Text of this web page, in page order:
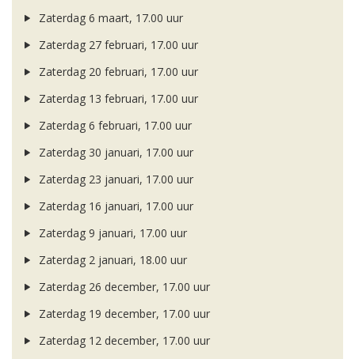
Zaterdag 6 maart, 17.00 uur
Zaterdag 27 februari, 17.00 uur
Zaterdag 20 februari, 17.00 uur
Zaterdag 13 februari, 17.00 uur
Zaterdag 6 februari, 17.00 uur
Zaterdag 30 januari, 17.00 uur
Zaterdag 23 januari, 17.00 uur
Zaterdag 16 januari, 17.00 uur
Zaterdag 9 januari, 17.00 uur
Zaterdag 2 januari, 18.00 uur
Zaterdag 26 december, 17.00 uur
Zaterdag 19 december, 17.00 uur
Zaterdag 12 december, 17.00 uur